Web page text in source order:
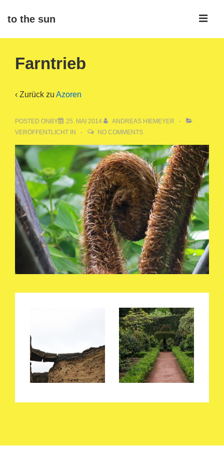
Zumto the sun
Navigation
Farntrieb
‹ Zurück zu Azoren
POSTED ONBY 25. MAI 2014
ANDREAS HIEMEYER
VERÖFFENTLICHT IN
NO COMMENTS